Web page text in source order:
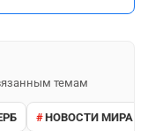
темам
НОВОСТИ МИРА